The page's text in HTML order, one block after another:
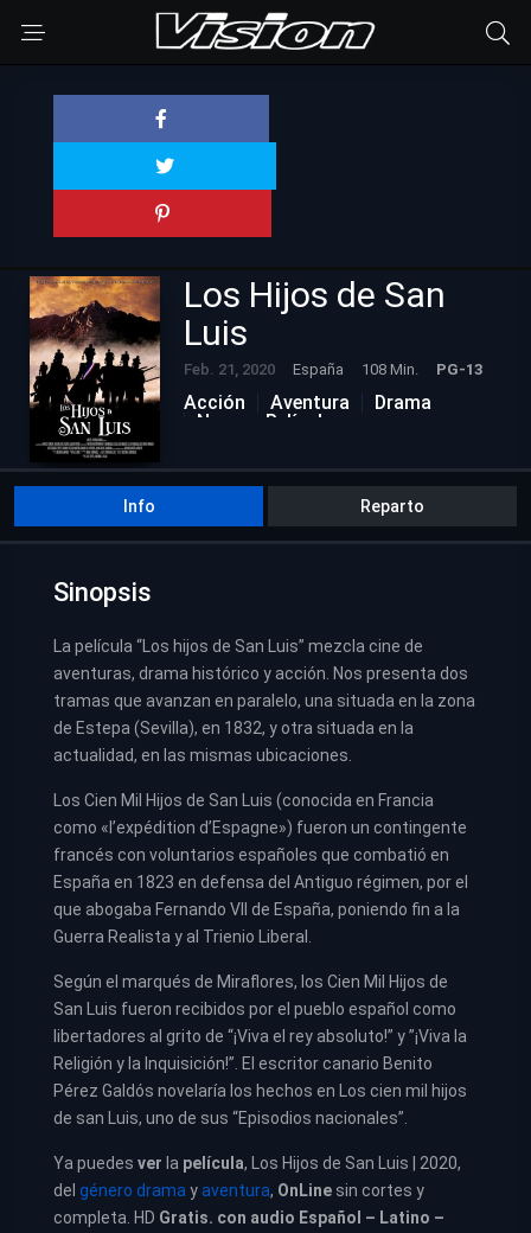
Los Hijos de San
Luis
Feb. 21, 2020 España 108 Min. PG-13
Acción Aventura
Drama
Nuevas Películas
Info Reparto
Sinopsis
La película “Los hijos de San Luis” mezcla cine de
aventuras, drama histórico y acción. Nos presenta dos
tramas que avanzan en paralelo, una situada en la zona
de Estepa (Sevilla), en 1832, y otra situada en la
actualidad, en las mismas ubicaciones.
Los Cien Mil Hijos de San Luis (conocida en Francia
como «l’expédition d’Espagne») fueron un contingente
francés con voluntarios españoles que combatió en
España en 1823 en defensa del Antiguo régimen, por el
que abogaba Fernando VII de España, poniendo fin a la
Guerra Realista y al Trienio Liberal.
Según el marqués de Miraflores, los Cien Mil Hijos de
San Luis fueron recibidos por el pueblo español como
libertadores al grito de “¡Viva el rey absoluto!” y ”¡Viva la
Religión y la Inquisición!”.​ El escritor canario Benito
Pérez Galdós novelaría los hechos en Los cien mil hijos
de san Luis, uno de sus “Episodios nacionales”.
Ya puedes ver la película, Los Hijos de San Luis | 2020,
del género drama yaventura, OnLine sin cortes y
completa. HD Gratis. con audio Español – Latino –